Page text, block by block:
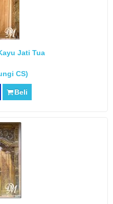
Jati Tua
CS)
Beli